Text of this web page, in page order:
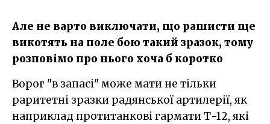
Але не варто виключати, що рашисти ще
викотять на поле бою такий зразок, тому
розповімо про нього хоча б коротко
Ворог "в запасі" може мати не тільки
раритетні зразки радянської артилерії, як
наприклад протитанкові гармати Т-12, які